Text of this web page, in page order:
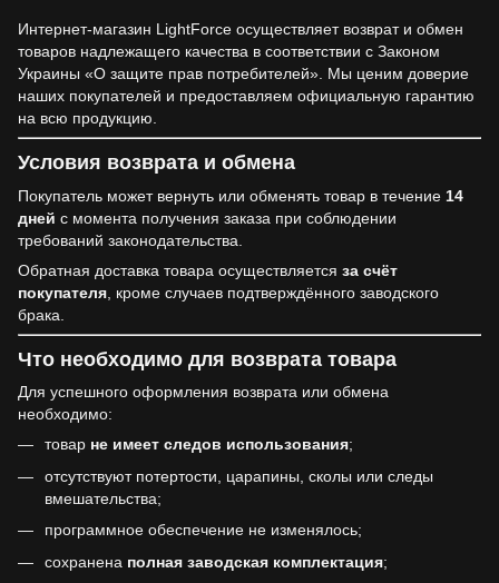
Интернет-магазин LightForce осуществляет возврат и обмен
товаров надлежащего качества в соответствии с Законом
Украины «О защите прав потребителей». Мы ценим доверие
наших покупателей и предоставляем официальную гарантию
на всю продукцию.
Условия возврата и обмена
Покупатель может вернуть или обменять товар в течение 14
дней с момента получения заказа при соблюдении
требований законодательства.
Обратная доставка товара осуществляется за счёт
покупателя , кроме случаев подтверждённого заводского
брака.
Что необходимо для возврата товара
Для успешного оформления возврата или обмена
необходимо:
товар не имеет следов использования;
отсутствуют потертости, царапины, сколы или следы
вмешательства;
программное обеспечение не изменялось;
сохранена полная заводская комплектация;